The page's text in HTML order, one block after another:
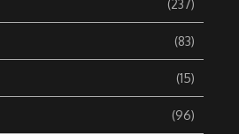
(237)
(83)
(15)
(96)